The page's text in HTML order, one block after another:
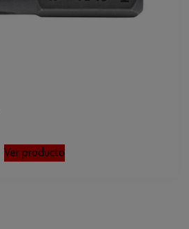
Ver producto